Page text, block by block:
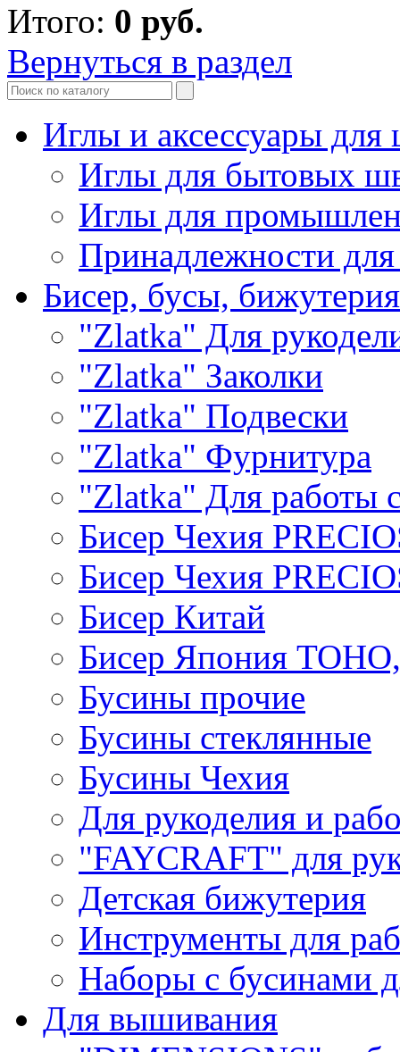
Итого: 0 руб.
Вернуться в раздел
Иглы и аксессуары
Иглы для бытовых
Иглы для
Принадлежности
Бисер, бусы, бижутерия
"Zlatka" Для
"Zlatka" Заколки
"Zlatka" Подвески
"Zlatka" Фурнитура
"Zlatka" Для работы
Бисер Чехия
Бисер Чехия
Бисер Китай
Бисер Япония
Бусины прочие
Бусины стеклянные
Бусины Чехия
Для рукоделия и
"FAYCRAFT" для
Детская бижутерия
Инструменты для
Наборы с бусинами
Для вышивания